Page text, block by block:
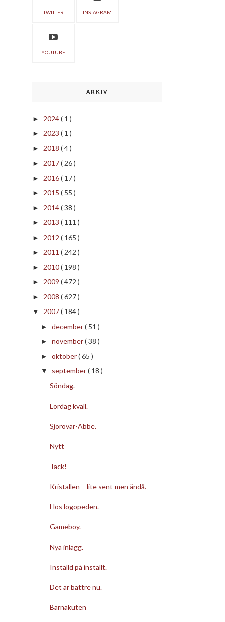
TWITTER INSTAGRAM
YOUTUBE
ARKIV
► 2024( 1 )
► 2023 ( 1 )
► 2018 ( 4 )
► 2017( 26 )
► 2016( 17 )
► 2015 ( 55 )
► 2014( 38 )
► 2013 ( 111 )
► 2012 ( 165 )
► 2011 ( 242 )
► 2010( 198 )
► 2009 ( 472 )
► 2008 ( 627 )
▼ 2007( 184 )
► december( 51 )
► november( 38 )
► oktober( 65 )
▼ september( 18 )
Söndag.
Lördag kväll.
Sjörövar-Abbe.
Nytt
Tack!
Kristallen – lite sent men ändå.
Hos logopeden.
Gameboy.
Nya inlägg.
Inställd på inställt.
Det är bättre nu.
Barnakuten